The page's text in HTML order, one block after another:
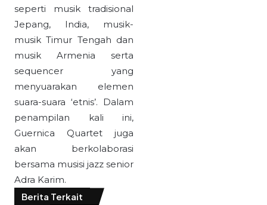
seperti musik tradisional
Jepang, India, musik-
musik Timur Tengah dan
musik Armenia serta
sequencer yang
menyuarakan elemen
suara-suara ‘etnis’. Dalam
penampilan kali ini,
Guernica Quartet juga
akan berkolaborasi
bersama musisi jazz senior
Adra Karim.
Berita Terkait